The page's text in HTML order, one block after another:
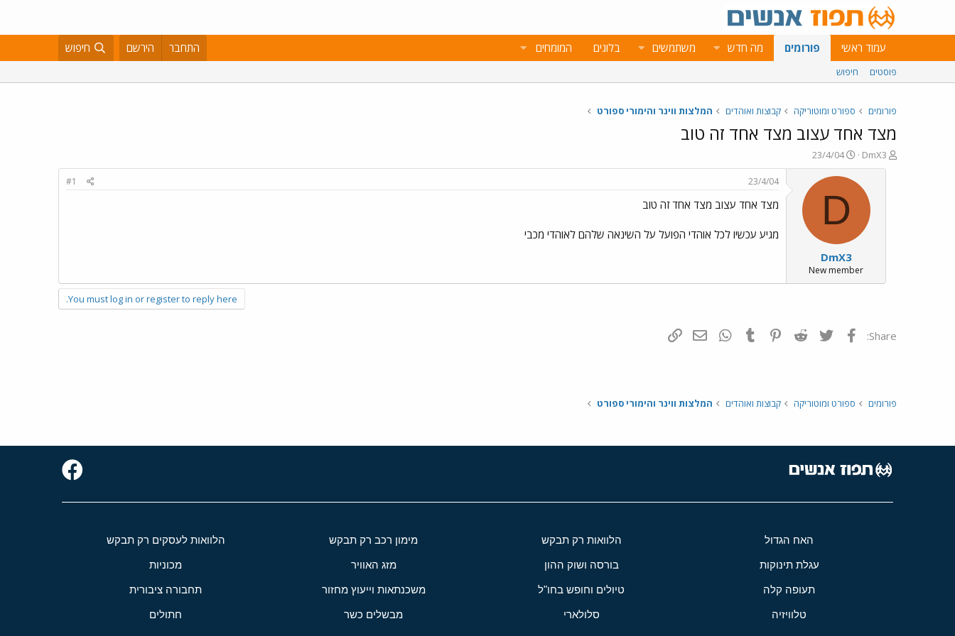
עמוד ראשי פורומים מה חדש משתמשים בלוגים המומחים התחבר הירשם חיפוש
פוסטים חיפוש
פורומים ספורט ומוטוריקה קבוצות ואוהדים המלצות ווינר והימורי ספורט
מצד אחד עצוב מצד אחד זה טוב
פ
ו
DmX3
פ
ו
ר
ם
ב
א
ר
י
ך
23/4/04
D
DmX3
New member
23/4/04
#1
מצד אחד עצוב מצד אחד זה טוב
מגיע עכשיו לכל אוהדי הפועל על השינאה שלהם לאוהדי מכבי
You must log in or register to reply here.
Share: פייסבוק Twitter
Reddit
Pinterest
Tumblr
WhatsAppדואר אלקטרוני
פורומים ספורט ומוטוריקה קבוצות ואוהדים המלצות ווינר והימורי ספורט
האח הגדול הלוואות רק תבקש מימון רכב רק תבקש הלוואות לעסקים רק תבקש
עגלת תינוקות בורסה ושוק ההון מזג האוויר מכוניות
תעופה קלה טיולים וחופש בחו"ל משכנתאות וייעוץ מחזור תחבורה ציבורית
טלוויזיה סלולארי מבשלים כשר חתולים